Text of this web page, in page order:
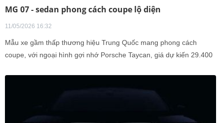
MG 07 - sedan phong cách coupe lộ diện
11/05/2026 16:32
Mẫu xe gầm thấp thương hiệu Trung Quốc mang phong cách
coupe, với ngoại hình gợi nhớ Porsche Taycan, giá dự kiến 29.400